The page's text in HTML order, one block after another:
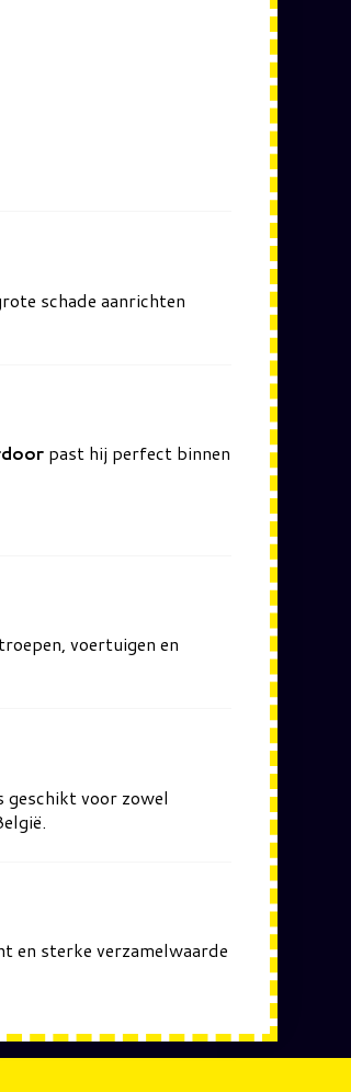
schade aanrichten
past hij perfect binnen
voertuigen en
voor zowel
en sterke verzamelwaarde